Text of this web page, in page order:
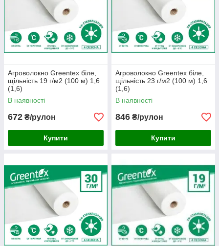
Агроволокно Greentex біле,
щільність 19 г/м2 (100 м) 1,6
(1,6)
В наявності
672 ₴/рулон
Купити
Агроволокно Greentex біле,
щільність 23 г/м2 (100 м) 1,6
(1,6)
В наявності
846 ₴/рулон
Купити